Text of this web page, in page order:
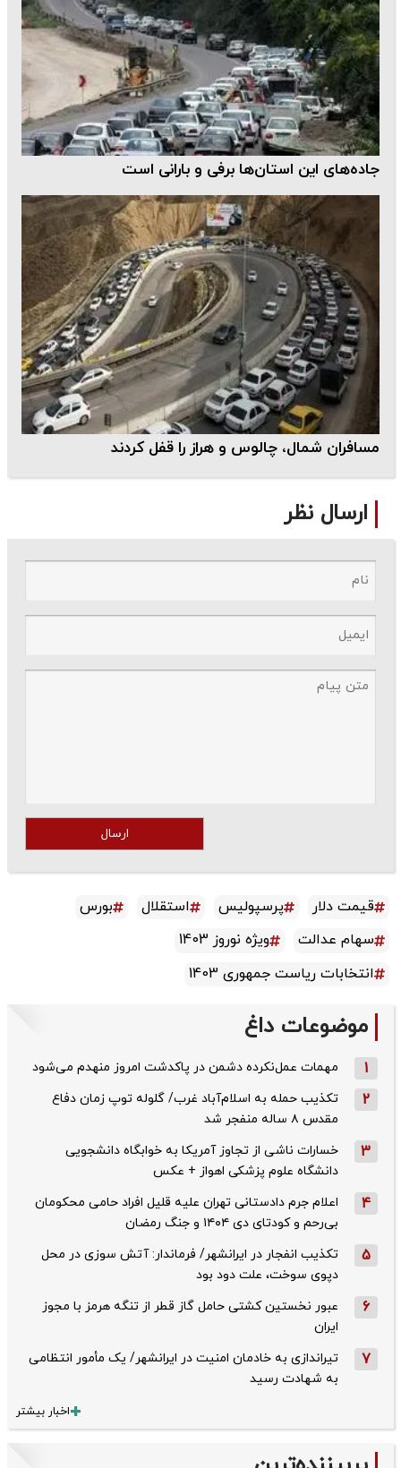
جاده‌های این استان‌ها برفی و بارانی است
مسافران شمال، چالوس و هراز را قفل کردند
ارسال نظر
ارسال
قیمت دلار پرسپولیس استقلال
بورس
سهام عدالت
ویژه نوروز 1403
انتخابات ریاست جمهوری 1403
موضوعات داغ
1 مهمات عمل‌نکرده دشمن در پاکدشت امروز منهدم می‌شود
2
تکذیب حمله به اسلام‌آباد غرب/ گلوله توپ زمان دفاع
مقدس ۸ ساله منفجر شد
3
خسارات ناشی از تجاوز آمریکا به خوابگاه دانشجویی
دانشگاه علوم پزشکی اهواز + عکس
4
اعلام جرم دادستانی تهران علیه قلیل افراد حامی محکومان
بی‌رحم و کودتای دی‌ ۱۴۰۴ و جنگ رمضان
5
تکذیب ‌انفجار در ایرانشهر/ فرماندار: آتش سوزی در محل
دپوی سوخت، علت دود بود
6
عبور نخستین کشتی حامل گاز قطر از تنگه هرمز با مجوز
ایران
7
تیراندازی به خادمان امنیت در ایرانشهر/ یک مأمور انتظامی
به شهادت رسید
اخبار بیشتر